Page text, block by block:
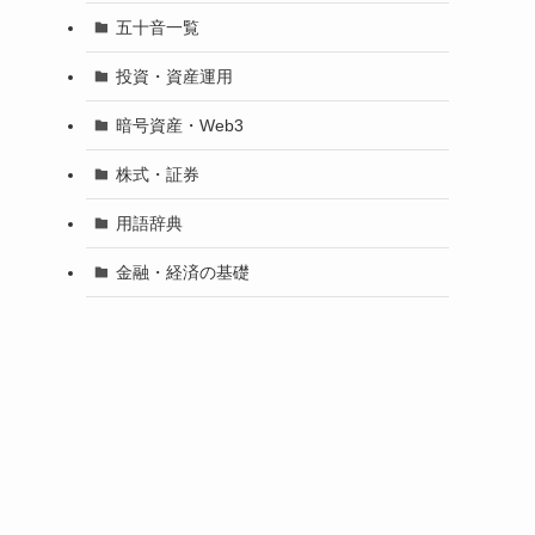
五十音一覧
投資・資産運用
暗号資産・Web3
株式・証券
用語辞典
金融・経済の基礎